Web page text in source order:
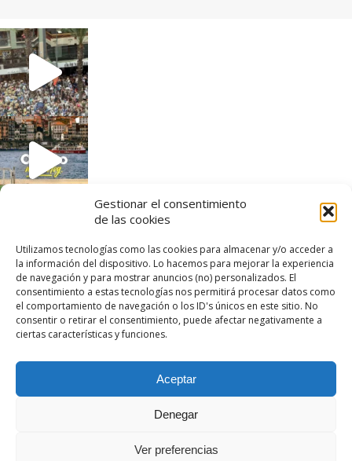
Gestionar el consentimiento
de las cookies
Utilizamos tecnologías como las cookies para almacenar y/o acceder a
la información del dispositivo. Lo hacemos para mejorar la experiencia
de navegación y para mostrar anuncios (no) personalizados. El
consentimiento a estas tecnologías nos permitirá procesar datos como
el comportamiento de navegación o los ID's únicos en este sitio. No
consentir o retirar el consentimiento, puede afectar negativamente a
ciertas características y funciones.
Aceptar
Denegar
Ver preferencias
© 2023 - Vani & Mati de Viaje. Todas las fotos
VOLVER ARRIBA